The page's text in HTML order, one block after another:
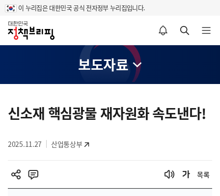
이 누리집은 대한민국 공식 전자정부 누리집입니다.
홈
알림설정 바로가기 검색 바로가기 메뉴 열기
보도자료
츠
역
신소재 핵심광물 재자원화 속도낸다!
2025.11.27 산업통상부
목록